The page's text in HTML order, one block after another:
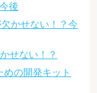
後
かせない！？今
せない！？
の開発キット